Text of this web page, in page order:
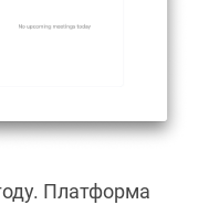
Платформа